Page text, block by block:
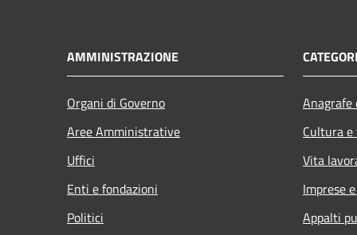
AMMINISTRAZIONE
Organi di Governo
Aree Amministrative
Uffici
Enti e fondazioni
Politici
Cultura
Vita
Imprese
Appalti